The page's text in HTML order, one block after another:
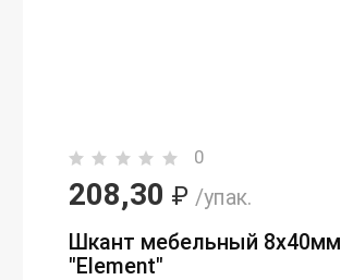
0
208,30 ₽ /упак.
Шкант мебельный 8х40мм
"Element"